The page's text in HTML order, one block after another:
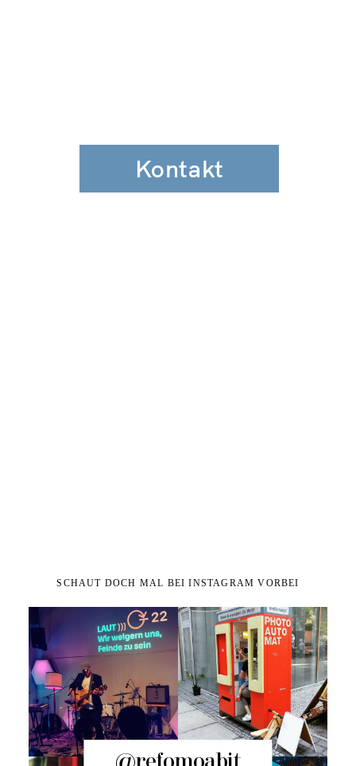
Kontakt
SCHAUT DOCH MAL BEI INSTAGRAM VORBEI